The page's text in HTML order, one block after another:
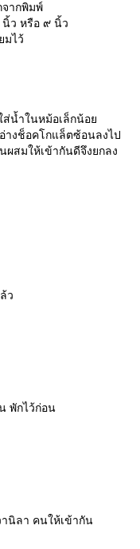
จากพิมพ์
ว หรือ ๙ นิ้ว
มไว้
ส่น้ำในหม้อเล็กน้อ
างช็อคโกแล็ตซ้อนลงไป
สมให้เข้ากันดีจึงยกลง
ว
พักไว้ก่อน
นิลา คนให้เข้ากัน